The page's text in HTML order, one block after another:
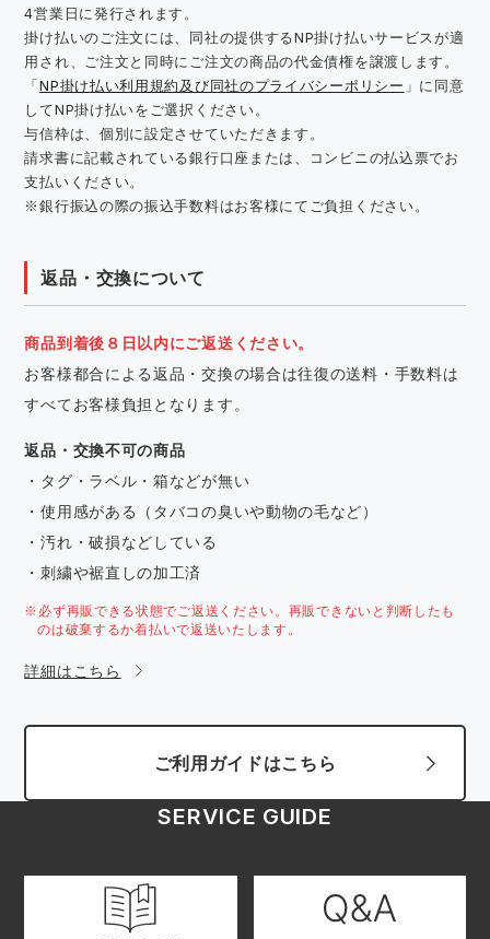
4営業日に発行されます。
掛け払いのご注文には、同社の提供するNP掛け払いサービスが適
用され、ご注文と同時にご注文の商品の代金債権を譲渡します。
「NP掛け払い利用規約及び同社のプライバシーポリシー 」に同意
してNP掛け払いをご選択ください。
与信枠は、個別に設定させていただきます。
請求書に記載されている銀行口座または、コンビニの払込票でお
支払いください。
※銀行振込の際の振込手数料はお客様にてご負担ください。
返品・交換について
商品到着後８日以内にご返送ください。
お客様都合による返品・交換の場合は往復の送料・手数料は
すべてお客様負担となります。
返品・交換不可の商品
・タグ・ラベル・箱などが無い
・使用感がある（タバコの臭いや動物の毛など）
・汚れ・破損などしている
・刺繍や裾直しの加工済
※必ず再販できる状態でご返送ください。再販できないと判断したも
のは破棄するか着払いで返送いたします。
詳細はこちら
ご利用ガイドはこちら
SERVICE GUIDE